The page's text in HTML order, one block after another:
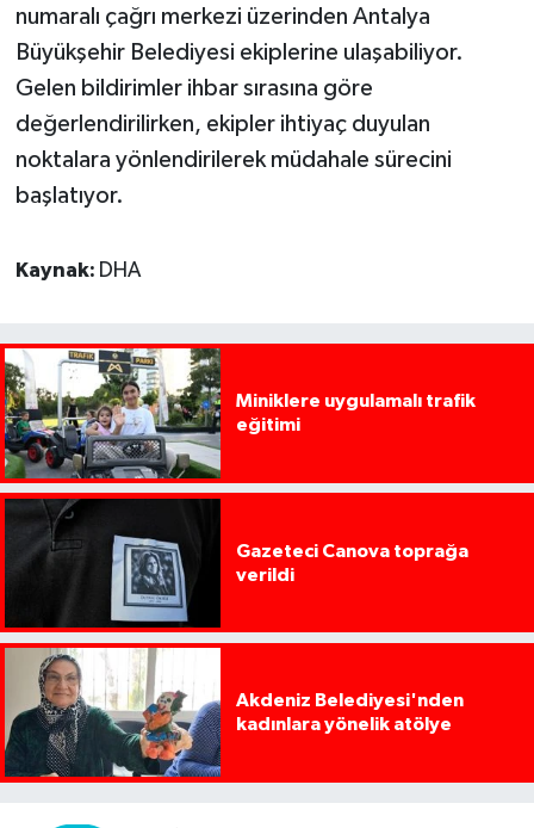
numaralı çağrı merkezi üzerinden Antalya
Büyükşehir Belediyesi ekiplerine ulaşabiliyor.
Gelen bildirimler ihbar sırasına göre
değerlendirilirken, ekipler ihtiyaç duyulan
noktalara yönlendirilerek müdahale sürecini
başlatıyor.
Kaynak: DHA
Miniklere uygulamalı trafik
eğitimi
Gazeteci Canova toprağa
verildi
Akdeniz Belediyesi'nden
kadınlara yönelik atölye